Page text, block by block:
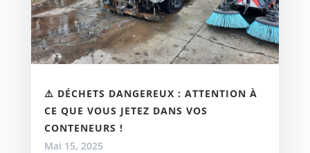
⚠️ DÉCHETS DANGEREUX : ATTENTION À
CE QUE VOUS JETEZ DANS VOS
CONTENEURS !
Mai 15, 2025